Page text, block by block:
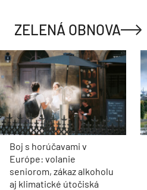
ZELENÁ OBNOVA
Boj s horúčavami v
Európe: volanie
seniorom, zákaz alkoholu
aj klimatické útočiská